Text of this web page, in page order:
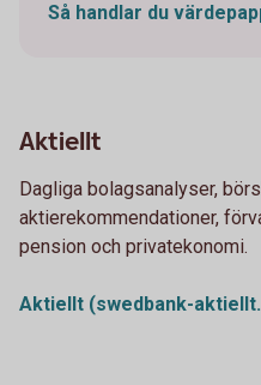
Så handlar du
Aktiellt
Dagliga bolagsanalyser,
aktierekommendationer,
pension och privatekonomi.
Aktiellt (swedbank-